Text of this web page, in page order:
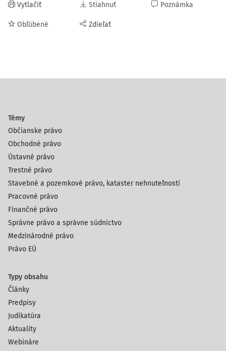
Vytlačiť
Obľúbené
Stiahnuť
Zdieľať
Poznámka
Témy
Občianske právo
Obchodné právo
Ústavné právo
Trestné právo
Stavebné a pozemkové právo, kataster nehnuteľností
Pracovné právo
Finančné právo
Správne právo a správne súdnictvo
Medzinárodné právo
Právo EÚ
Typy obsahu
Články
Predpisy
Judikatúra
Aktuality
Webináre